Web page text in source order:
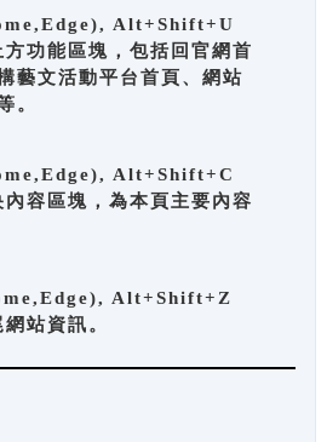
Alt+Shift+U
功能區塊，包括回官網首
藝文活動平台首頁、網站
。
Alt+Shift+C
容區塊，為本頁主要內容
Alt+Shift+Z
站資訊。